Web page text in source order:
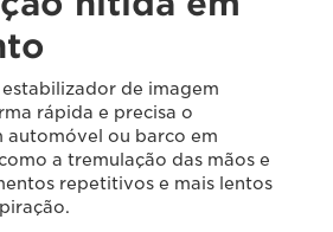
de imagem
rápida e precisa o
automóvel ou barco em
a tremulação das mãos e
repetitivos e mais lentos